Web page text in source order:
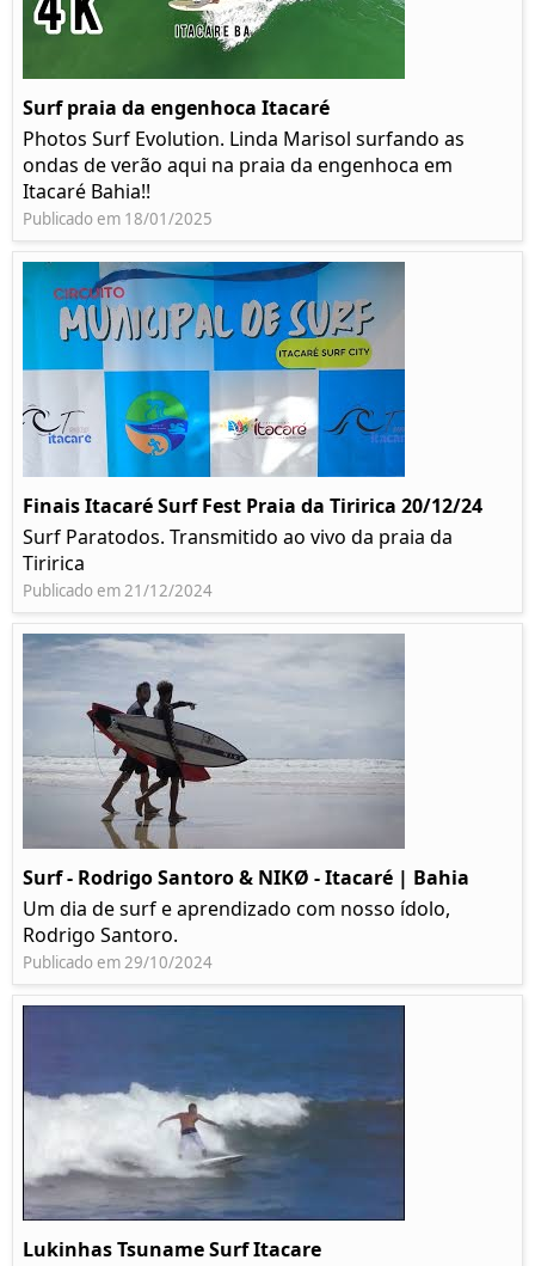
Surf praia da engenhoca Itacaré
Photos Surf Evolution. Linda Marisol surfando as
ondas de verão aqui na praia da engenhoca em
Itacaré Bahia!!
Publicado em 18/01/2025
Finais Itacaré Surf Fest Praia da Tiririca 20/12/24
Surf Paratodos. Transmitido ao vivo da praia da
Tiririca
Publicado em 21/12/2024
Surf - Rodrigo Santoro & NIKØ - Itacaré | Bahia
Um dia de surf e aprendizado com nosso ídolo,
Rodrigo Santoro.
Publicado em 29/10/2024
Lukinhas Tsuname Surf Itacare